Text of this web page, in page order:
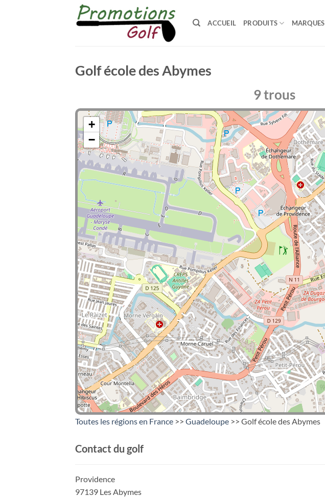
ACCUEIL PRODUITS MARQUES
Golf école des Abymes
9 trous
+
−
Toutes les régions en France >> Guadeloupe >> Golf école des Abymes
Contact du golf
Providence
97139 Les Abymes